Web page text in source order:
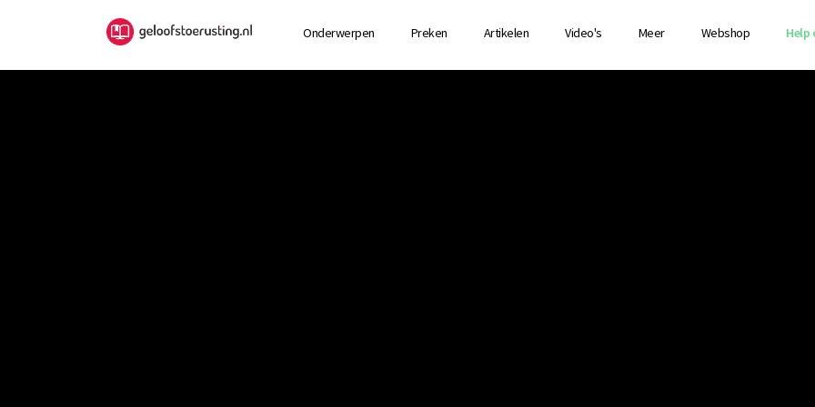
Onderwerpen Preken Artikelen Video's Meer Webshop Help